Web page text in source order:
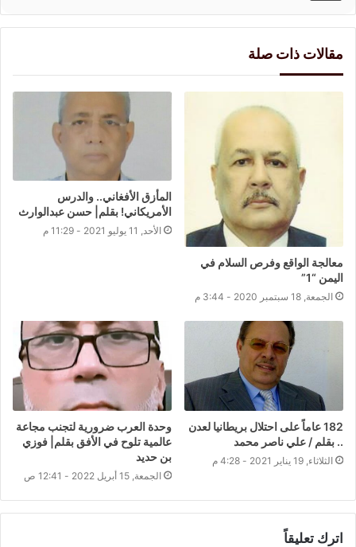
مقالات ذات صلة
معالجة الواقع وفرص السلام في
اليمن “1”
الجمعة, 18 سبتمبر 2020 - 3:44 م
المأزق الأفغاني.. والدرس
الأمريكاني! بقلم| حسن عبدالوارث
الأحد, 11 يوليو 2021 - 11:29 م
182 عاماً على احتلال بريطانيا لعدن
.. بقلم / علي ناصر محمد
الثلاثاء, 19 يناير 2021 - 4:28 م
وحدة العرب ضرورية لتجنب مجاعة
عالمية تلوح في الأفق بقلم| فوزي
بن حديد
الجمعة, 15 أبريل 2022 - 12:41 ص
اترك تعليقاً